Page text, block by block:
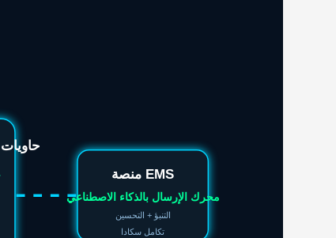
🔋
منصة EMS
محرك الإرسال بالذكاء الاصطناعي
التنبؤ + التحسين
تكامل سكادا